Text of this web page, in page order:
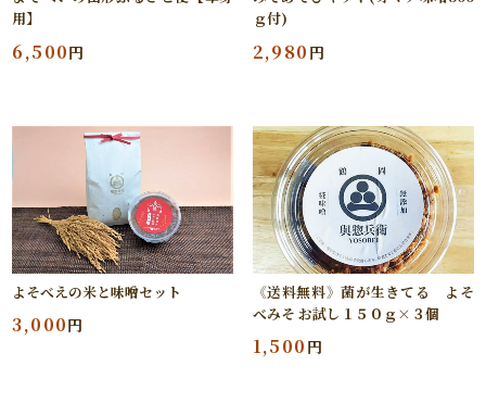
用】
6,500円
ｇ付)
2,980円
よそべえの米と味噌セット
3,000円
《送料無料》菌が生きてる よそ
べみそ お試し１５０ｇ×３個
1,500円